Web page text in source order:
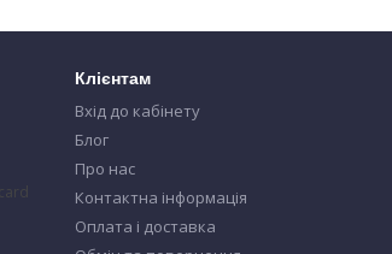
Клієнтам
Вхід до кабінету
Блог
Про нас
Контактна інформація
Оплата і доставка